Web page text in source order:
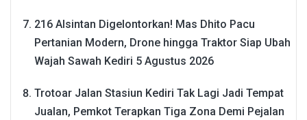
216 Alsintan Digelontorkan! Mas Dhito Pacu
Pertanian Modern, Drone hingga Traktor Siap Ubah
Wajah Sawah Kediri 5 Agustus 2026
Trotoar Jalan Stasiun Kediri Tak Lagi Jadi Tempat
Jualan, Pemkot Terapkan Tiga Zona Demi Pejalan